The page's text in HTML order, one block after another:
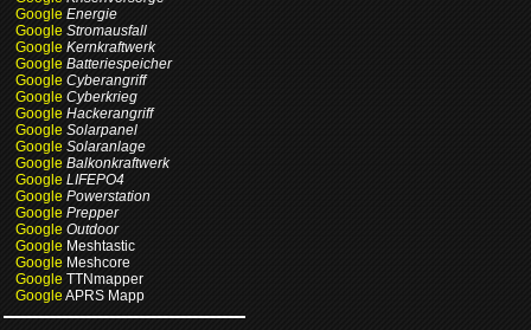
Google Energie
Google Stromausfall
Google Kernkraftwerk
Google Batteriespeicher
Google Cyberangriff
Google Cyberkrieg
Google Hackerangriff
Google Solarpanel
Google Solaranlage
Google Balkonkraftwerk
Google LIFEPO4
Google Powerstation
Google Prepper
Google Outdoor
Google Meshtastic
Google Meshcore
Google TTNmapper
Google APRS Mapp